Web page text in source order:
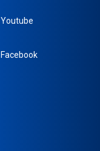
Youtube
Facebook